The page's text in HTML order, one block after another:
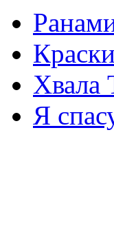
Хвала
Я